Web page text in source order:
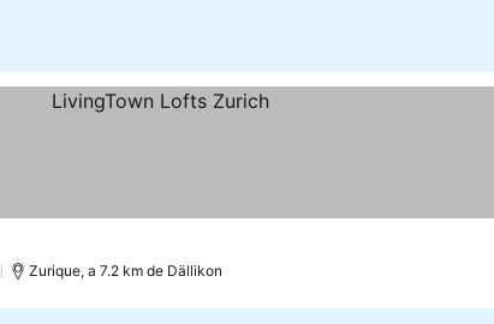
Zurique, a 7.2 km de Dällikon